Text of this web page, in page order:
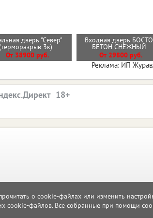
о cookie-файлах или изменить
cookie-файлов. Все собранные при помощи
дверь "Север"
(терморазрыв 3к)
От 38900 руб.
Входная дверь
БЕТОН СНЕЖНЫЙ
От 29800 руб.
Реклама: ИП